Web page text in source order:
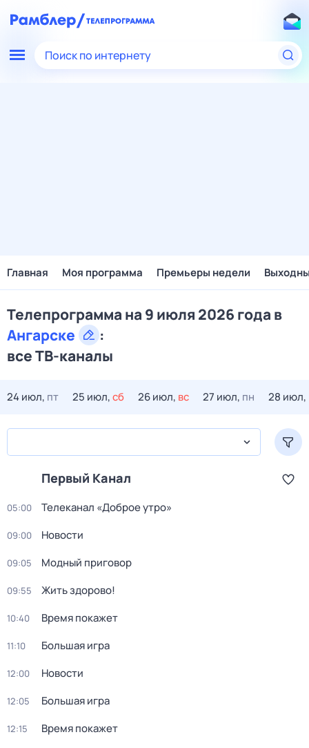
Поиск по интернету
Главная Моя программа Премьеры недели
Телепрограмма на 9 июля 2026 года в
Ангарске
:
все ТВ-каналы
24 июл, пт 25 июл,сб 26 июл, вс 27 июл, пн 28 июл,
Первый Канал
05:00 Телеканал «Доброе утро»
09:00 Новости
09:05 Модный приговор
09:55 Жить здорово!
10:40 Время покажет
11:10 Большая игра
12:00 Новости
12:05 Большая игра
12:15 Время покажет